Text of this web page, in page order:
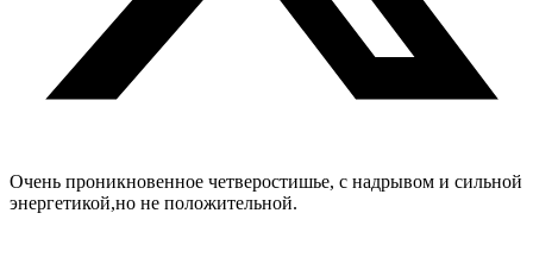
Очень проникновенное четверостишье, с надрывом и сильной
энергетикой,но не положительной.